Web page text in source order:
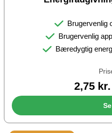
Brugervenlig
Brugervenlig
Bæredygtig
2,75